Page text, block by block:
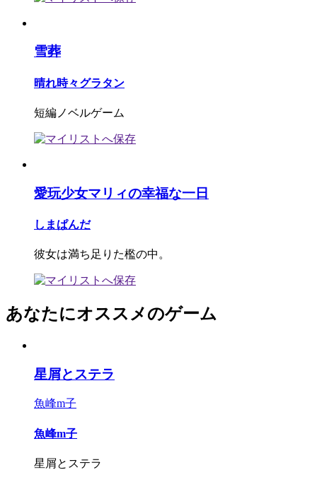
雪葬
晴れ時々グラタン
短編ノベルゲーム
愛玩少女マリィの幸福な一日
しまぱんだ
彼女は満ち足りた檻の中。
あなたにオススメのゲーム
星屑とステラ
魚峰m子
魚峰m子
星屑とステラ